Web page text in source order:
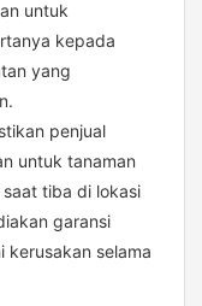
untuk
kepada
yang
penjual
untuk tanaman
tiba di lokasi
garansi
kerusakan selama